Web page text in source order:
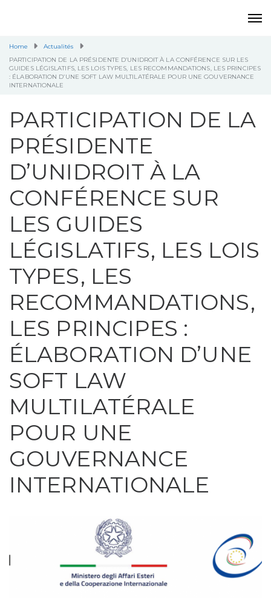
Home
Actualités
PARTICIPATION DE LA PRÉSIDENTE D’UNIDROIT À LA CONFÉRENCE SUR LES
GUIDES LÉGISLATIFS, LES LOIS TYPES, LES RECOMMANDATIONS, LES PRINCIPES
: ÉLABORATION D’UNE SOFT LAW MULTILATÉRALE POUR UNE GOUVERNANCE
INTERNATIONALE
PARTICIPATION DE LA
PRÉSIDENTE
D’UNIDROIT À LA
CONFÉRENCE SUR
LES GUIDES
LÉGISLATIFS, LES LOIS
TYPES, LES
RECOMMANDATIONS,
LES PRINCIPES :
ÉLABORATION D’UNE
SOFT LAW
MULTILATÉRALE
POUR UNE
GOUVERNANCE
INTERNATIONALE